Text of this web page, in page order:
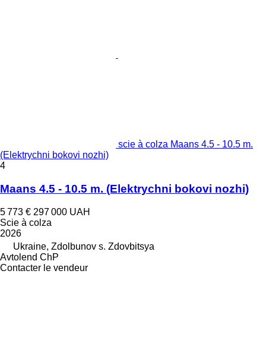
scie à colza Maans 4.5 - 10.5 m.
(Elektrychni bokovi nozhi)
4
Maans 4.5 - 10.5 m. (Elektrychni bokovi nozhi)
5 773 € 297 000 UAH
Scie à colza
2026
Ukraine, Zdolbunov s. Zdovbitsya
Avtolend ChP
Contacter le vendeur